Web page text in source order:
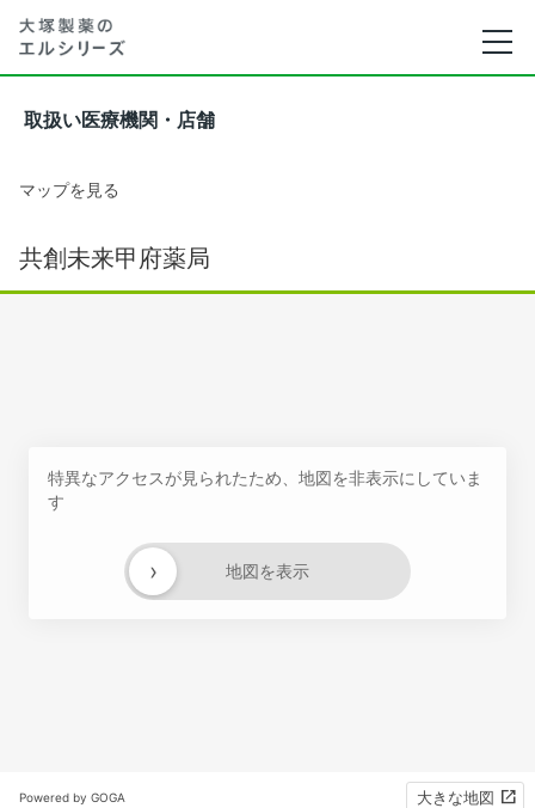
取扱い医療機関・店舗
マップを見る
共創未来甲府薬局
特異なアクセスが見られたため、地図を非表示にしていま
す
地図を表示
›
Powered by GOGA 大きな地図